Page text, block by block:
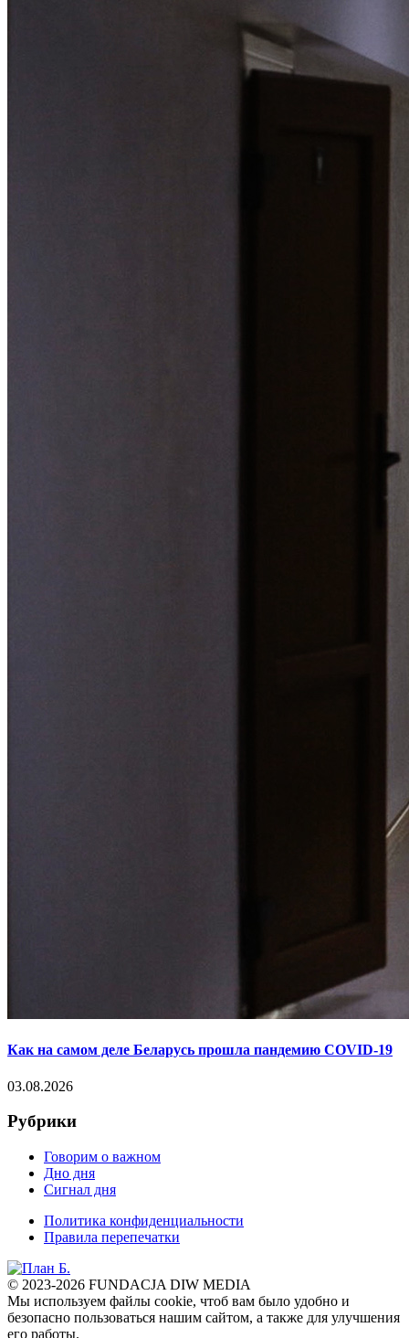
Как на самом деле Беларусь прошла пандемию COVID-19
03.08.2026
Рубрики
Говорим о важном
Дно дня
Сигнал дня
Политика конфиденциальности
Правила перепечатки
© 2023-2026 FUNDACJA DIW MEDIA
Мы используем файлы cookie, чтоб вам было удобно и
безопасно пользоваться нашим сайтом, а также для улучшения
его работы.